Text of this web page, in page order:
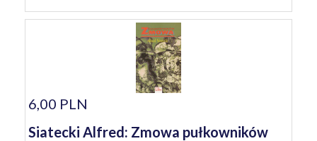
6,00 PLN
Siatecki Alfred: Zmowa pułkowników